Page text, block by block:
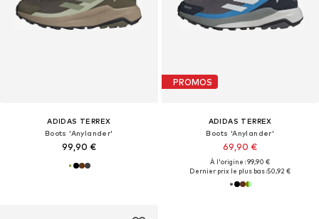
ADIDAS TERREX
Boots 'Anylander'
99,90 €
PROMOS
ADIDAS TERREX
Boots 'Anylander'
69,90 €
À l'origine : 99,90 €
Dernier prix le plus bas :50,92 €